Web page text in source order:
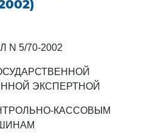
N 5/70-2002
ЭКСПЕРТНОЙ
КАССОВЫМ